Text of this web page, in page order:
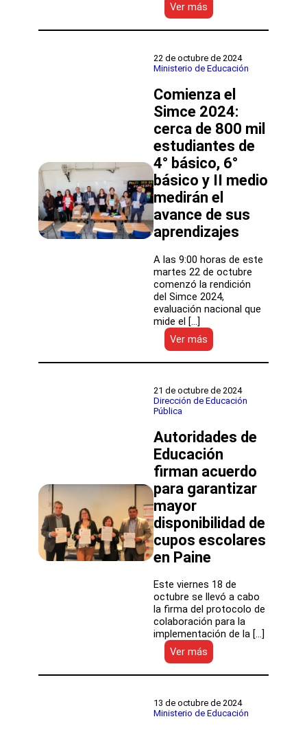
Ver más
Más
de
mil
estudiantes
habían
salido
del
sistema
volvieron
a
las
aulas
este
2024
22 de octubre de 2024
Ministerio de Educación
Comienza el
Simce 2024:
cerca de 800 mil
estudiantes de
4° básico, 6°
básico y II medio
medirán el
avance de sus
aprendizajes
A las 9:00 horas de este
martes 22 de octubre
comenzó la rendición
del Simce 2024,
evaluación nacional que
mide el […]
Ver más
Comienza
el
2024:
cerca
mil
estudiantes
de
4°
básico,
y
II
medio
medirán
avance
de
sus
aprendizajes
21 de octubre de 2024
Dirección de Educación
Pública
Autoridades de
Educación
firman acuerdo
para garantizar
mayor
disponibilidad de
cupos escolares
en Paine
Este viernes 18 de
octubre se llevó a cabo
la firma del protocolo de
colaboración para la
implementación de la […]
Ver más
Autoridades
de
firman
acuerdo
13 de octubre de 2024
Ministerio de Educación